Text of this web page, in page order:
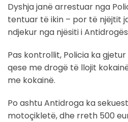
Dyshja janë arrestuar nga
tentuar të ikin – por të njëjtit
ndjekur nga njësiti i
Pas kontrollit, Policia ka
qese me drogë të llojit
me kokainë.
Po ashtu Antidroga ka
motoçikletë, dhe rreth 500